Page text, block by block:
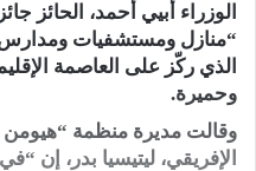
“منازل ومستشفيات ومدارس
الذي ركّز على العاصمة
وحميرة.
وقالت مديرة منظمة
الإفريقي، ليتيسيا بدر، إن